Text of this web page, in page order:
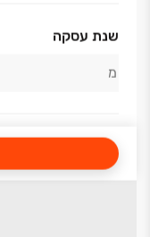
שנת עסקה